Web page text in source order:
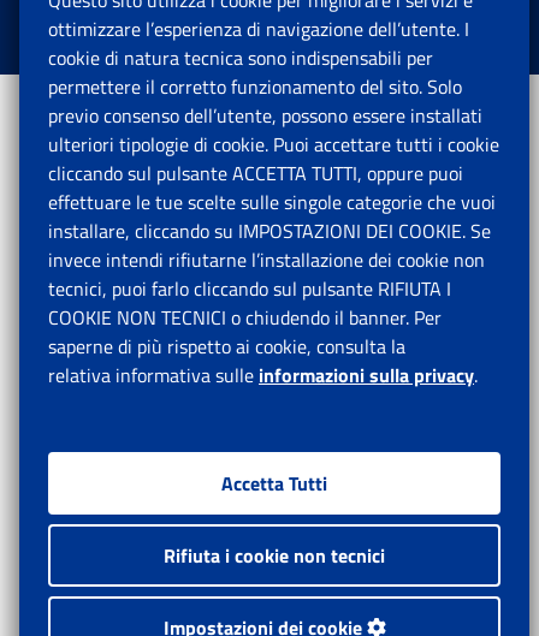
Tutti i diritti riservati.
ottimizzare l’esperienza di navigazione dell’utente. I
cookie di natura tecnica sono indispensabili per
permettere il corretto funzionamento del sito. Solo
previo consenso dell’utente, possono essere installati
ulteriori tipologie di cookie. Puoi accettare tutti i cookie
cliccando sul pulsante ACCETTA TUTTI, oppure puoi
effettuare le tue scelte sulle singole categorie che vuoi
installare, cliccando su IMPOSTAZIONI DEI COOKIE. Se
invece intendi rifiutarne l’installazione dei cookie non
tecnici, puoi farlo cliccando sul pulsante RIFIUTA I
COOKIE NON TECNICI o chiudendo il banner. Per
saperne di più rispetto ai cookie, consulta la
relativa informativa sulle informazioni sulla privacy.
Accetta Tutti
Rifiuta i cookie non tecnici
Impostazioni dei cookie